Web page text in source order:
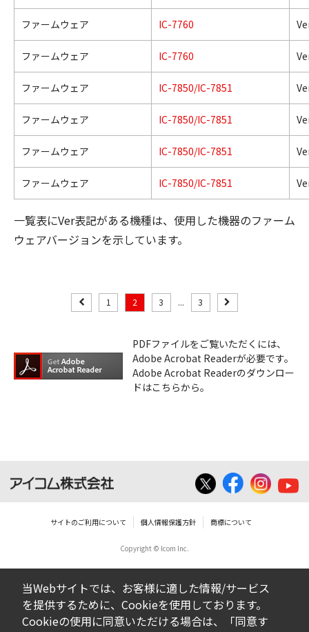
ファームウェア IC-7760
ファームウェア IC-7760
ファームウェア IC-7850/IC-7851
ファームウェア IC-7850/IC-7851
ファームウェア IC-7850/IC-7851
ファームウェア IC-7850/IC-7851
一覧表にVer表記がある機種は、使用した機器のファーム
ウェアバージョンを示しています。
1 2 3 ... 3
PDFファイルをご覧いただくには、
Adobe Acrobat Readerが必要です。
Adobe Acrobat Readerのダウンロー
ドはこちらから。
サイトのご利用について 個人情報保護方針 商標について
Copyright © Icom Inc.
当Webサイトでは、お客様に適した情報/サービス
を提供するために、Cookieを使用しております。
Cookieの使用に同意いただける場合は、「同意す